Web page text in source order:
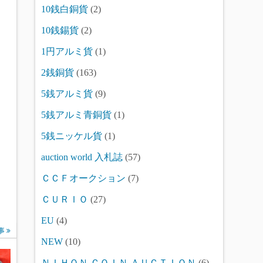
10銭白銅貨 (2)
10銭錫貨 (2)
1円アルミ貨 (1)
2銭銅貨 (163)
5銭アルミ貨 (9)
5銭アルミ青銅貨 (1)
5銭ニッケル貨 (1)
auction world 入札誌 (57)
ＣＣＦオークション (7)
ＣＵＲＩＯ (27)
EU (4)
NEW (10)